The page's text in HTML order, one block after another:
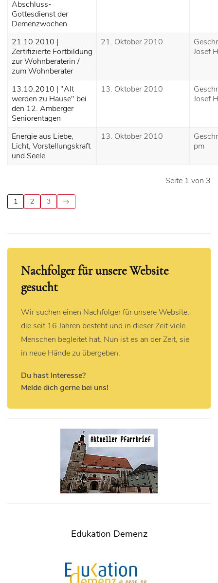
Abschluss-
Gottesdienst der
Demenzwochen
21.10.2010 |
Zertifizierte Fortbildung
zur Wohnberaterin /
zum Wohnberater
21. Oktober 2010
Josef
13.10.2010 | "Alt
werden zu Hause" bei
den 12. Amberger
Seniorentagen
13. Oktober 2010
Josef
Energie aus Liebe,
Licht, Vorstellungskraft
und Seele
13. Oktober 2010
pm
Seite 1 von 3
1 2 3
Nachfolger für unsere Website
gesucht
Wir suchen einen Nachfolger für unsere Website,
die seit 16 Jahren besteht und in dieser Zeit viele
Menschen begleitet hat. Nun ist es an der Zeit, sie
in neue Hände zu übergeben.
Du hast Interesse?
Melde dich gerne bei uns!
Edukation Demenz